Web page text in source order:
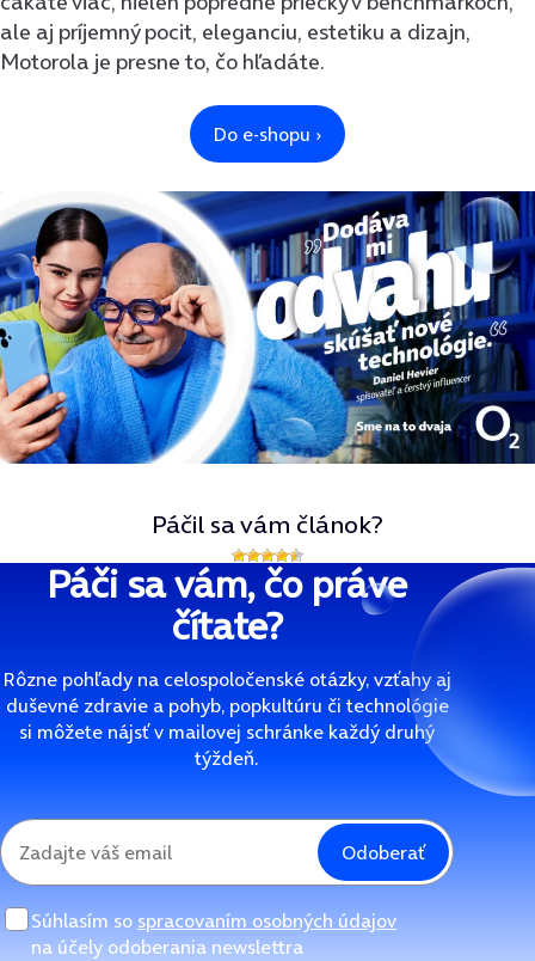
ale aj príjemný pocit, eleganciu, estetiku a dizajn,
Motorola je presne to, čo hľadáte.
Páčil sa vám článok?
Páči sa vám, čo práve
čítate?
Rôzne pohľady na celospoločenské otázky, vzťahy aj
duševné zdravie a pohyb, popkultúru či technológie
si môžete nájsť v mailovej schránke každý druhý
týždeň.
Odoberať
Súhlasím so spracovaním osobných údajov
na účely odoberania newslettra